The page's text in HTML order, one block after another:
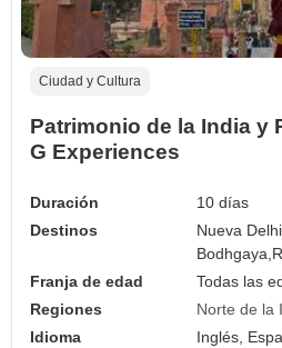
Ciudad y Cultura
Patrimonio de la India y
G Experiences
Duración
10 días
Destinos
Nueva
Bodhgaya,
Franja de edad
Todas las
Regiones
Norte de la
Idioma
Inglés,